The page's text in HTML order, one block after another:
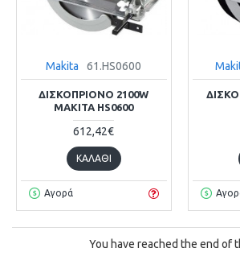
Makita 61.HS0600
ΔΙΣΚΟΠΡΙΟΝΟ 2100W
MAKITA HS0600
612,42€
ΚΑΛΆΘΙ
Αγορά
You have reached the end of